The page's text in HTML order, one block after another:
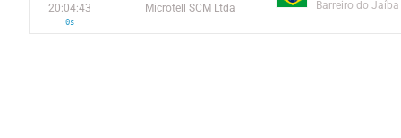
20:04:43
0s
Microtell SCM Ltda Barreiro do Jaíba